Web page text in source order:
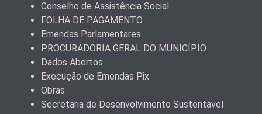
Conselho de Assistência Social
FOLHA DE PAGAMENTO
Emendas Parlamentares
PROCURADORIA GERAL DO MUNICÍPIO
Dados Abertos
Execução de Emendas Pix
Obras
Secretaria de Desenvolvimento Sustentável